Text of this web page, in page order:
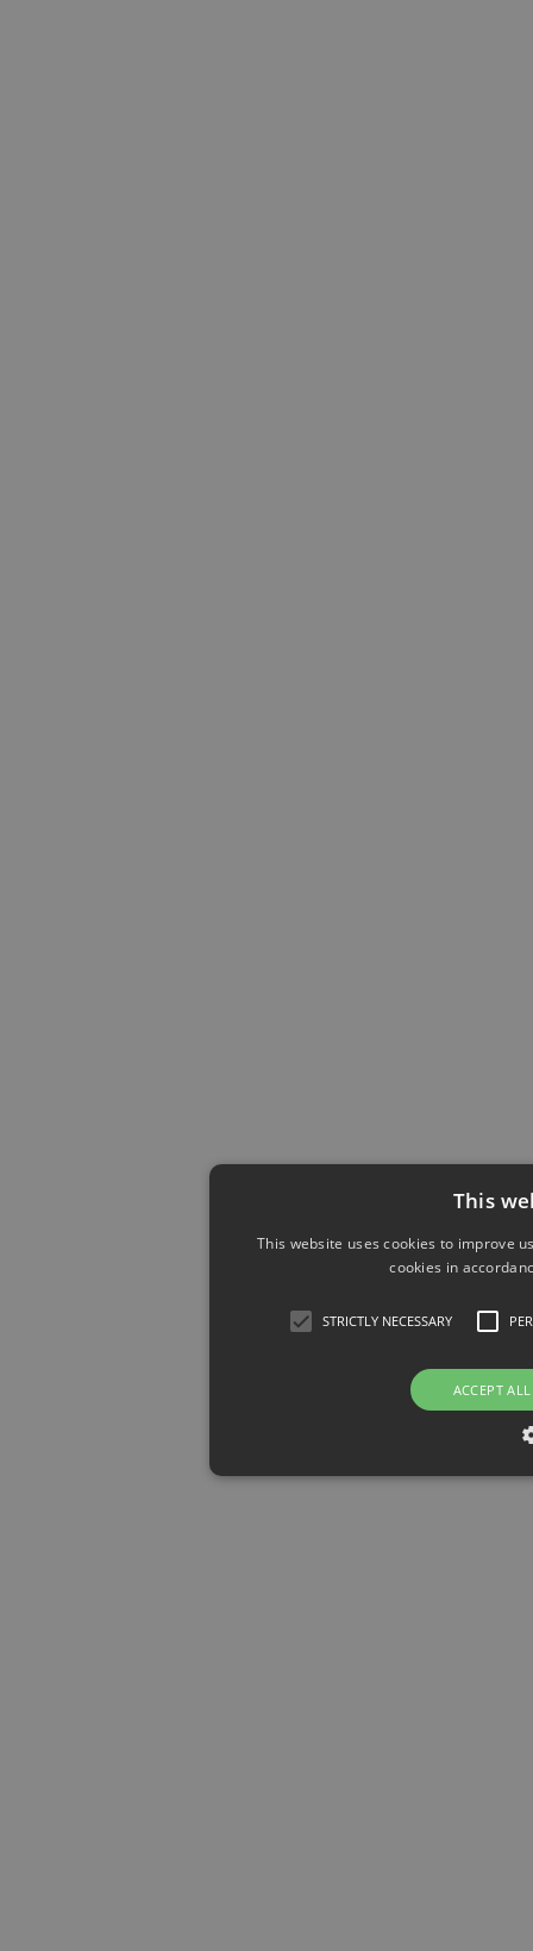
This
This website uses cookies to improve
cookies in
STRICTLY NECESSARY
ACCEPT ALL